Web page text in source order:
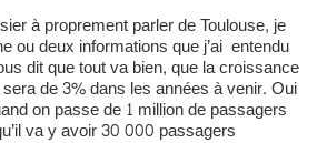
à proprement parler de Toulouse, je
ou deux informations que j’ai entendu
dit que tout va bien, que la croissance
de 3% dans les années à venir. Oui
on passe de 1 million de passagers
va y avoir 30 000 passagers